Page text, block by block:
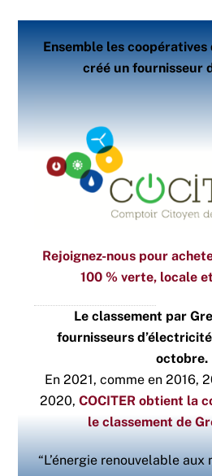
Ensemble les
créé un fournisseur
Rejoignez-nous pour
100 % verte, locale
Le classement par
fournisseurs
octobre.
En 2021, comme en 2016,
2020, COCITER obtient la
le classement de
“L’énergie renouvelable